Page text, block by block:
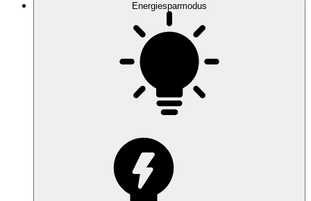
Energiesparmodus